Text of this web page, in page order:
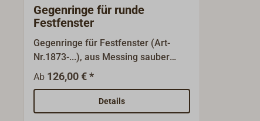
Gegenringe für runde
Festfenster
Gegenringe für Festfenster (Art-
Nr.1873-...), aus Messing sauber
gedreht, ungebohrt.
Ab 126,00 € *
Details